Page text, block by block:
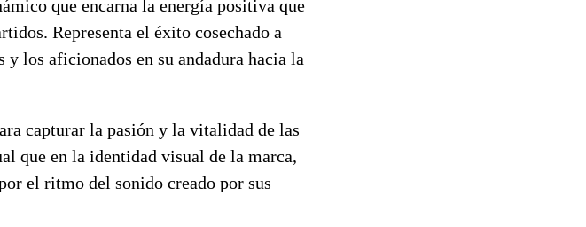
que encarna la energía positiva que
Representa el éxito cosechado a
los aficionados en su andadura hacia la
capturar la pasión y la vitalidad de las
que en la identidad visual de la marca,
el ritmo del sonido creado por sus